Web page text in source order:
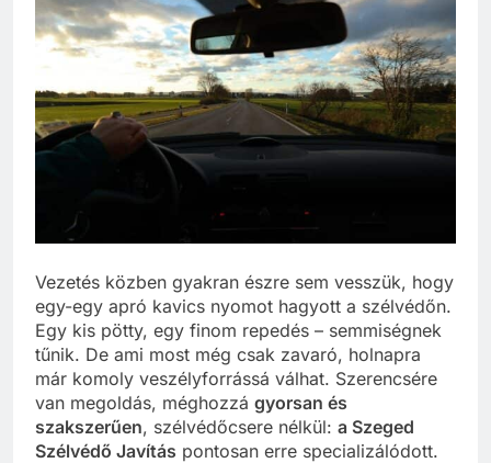
Vezetés közben gyakran észre sem vesszük, hogy
egy-egy apró kavics nyomot hagyott a szélvédőn.
Egy kis pötty, egy finom repedés – semmiségnek
tűnik. De ami most még csak zavaró, holnapra
már komoly veszélyforrássá válhat. Szerencsére
van megoldás, méghozzá gyorsan és
szakszerűen, szélvédőcsere nélkül: a Szeged
Szélvédő Javítás pontosan erre specializálódott.